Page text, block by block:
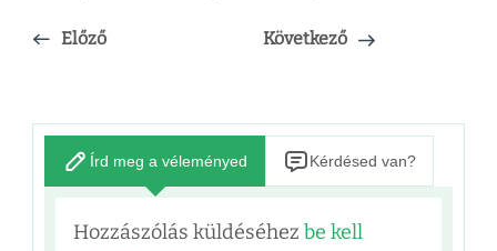
Előző Következő
Írd meg a véleményed Kérdésed van?
Hozzászólás küldéséhez be kell